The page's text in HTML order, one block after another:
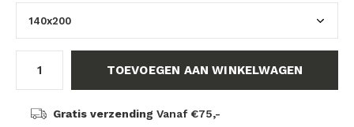
TOEVOEGEN AAN WINKELWAGEN
Gratis verzending Vanaf €75,-